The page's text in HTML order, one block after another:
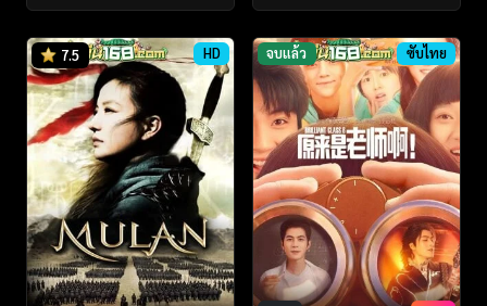
7.5 HD จบแล้ว ซับไทย